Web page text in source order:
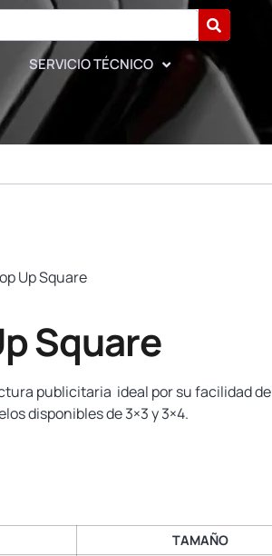
SERVICIO TÉCNICO
Up Square
Square
publicitaria ideal por su facilidad de
disponibles de 3×3 y 3×4.
TAMAÑO